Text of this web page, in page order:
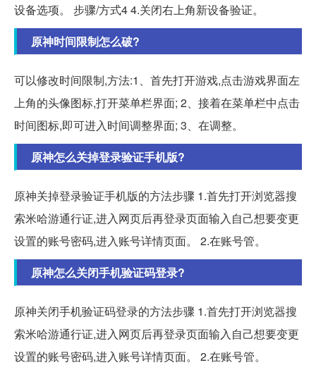
设备选项。 步骤/方式4 4.关闭右上角新设备验证。
原神时间限制怎么破?
可以修改时间限制,方法:1、首先打开游戏,点击游戏界面左
上角的头像图标,打开菜单栏界面; 2、接着在菜单栏中点击
时间图标,即可进入时间调整界面; 3、在调整。
原神怎么关掉登录验证手机版?
原神关掉登录验证手机版的方法步骤 1.首先打开浏览器搜
索米哈游通行证,进入网页后再登录页面输入自己想要变更
设置的账号密码,进入账号详情页面。 2.在账号管。
原神怎么关闭手机验证码登录?
原神关闭手机验证码登录的方法步骤 1.首先打开浏览器搜
索米哈游通行证,进入网页后再登录页面输入自己想要变更
设置的账号密码,进入账号详情页面。 2.在账号管。